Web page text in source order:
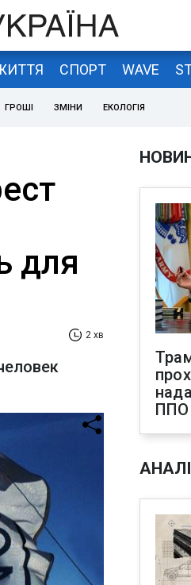
СПОРТ WAVE
ГРОШІ ЗМІНИ ЕКОЛОГІЯ
для
2 хв
ППО